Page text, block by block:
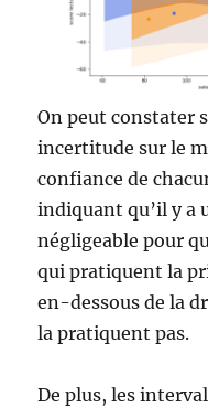
On peut constater
incertitude sur le
confiance de
indiquant qu’il y a
négligeable pour
qui pratiquent la
en-dessous de la
la pratiquent pas.
De plus, les